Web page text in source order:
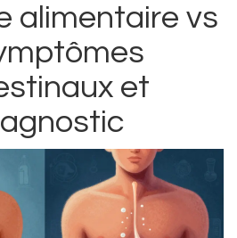
alimentaire vs
et